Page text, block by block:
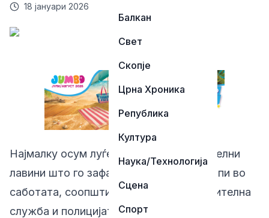
Балкан
Свет
Скопје
Црна Хроника
Република
Култура
Наука/Технологија
Сцена
Спорт
18 јануари 2026
Најмалку осум луѓе загинаа во три одделни
лавини што го зафатија австриските Алпи во
саботата, соопштија планинската спасителна
служба и полицијата, повикувајќи се на